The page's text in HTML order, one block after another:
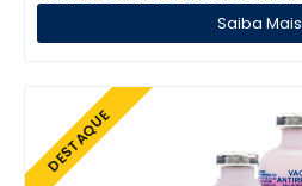
Saiba Mais
DESTAQUE